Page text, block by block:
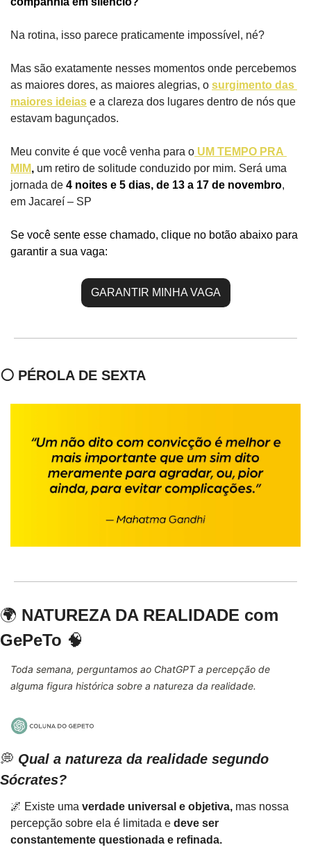
Na rotina, isso parece praticamente impossível, né?
Mas são exatamente nesses momentos onde percebemos
as maiores dores, as maiores alegrias, o surgimento das
maiores ideias e a clareza dos lugares dentro de nós que
estavam bagunçados.
Meu convite é que você venha para o UM TEMPO PRA
MIM, um retiro de solitude conduzido por mim. Será uma
jornada de 4 noites e 5 dias, de 13 a 17 de novembro,
em Jacareí – SP
Se você sente esse chamado, clique no botão abaixo para
garantir a sua vaga:
GARANTIR MINHA VAGA
⚪ PÉROLA DE SEXTA
🌍 NATUREZA DA REALIDADE com
GePeTo 🧠
Toda semana, perguntamos ao ChatGPT a percepção de
alguma figura histórica sobre a natureza da realidade.
💭 Qual a natureza da realidade segundo
Sócrates?
🌌 Existe uma verdade universal e objetiva, mas nossa
percepção sobre ela é limitada e deve ser
constantemente questionada e refinada.